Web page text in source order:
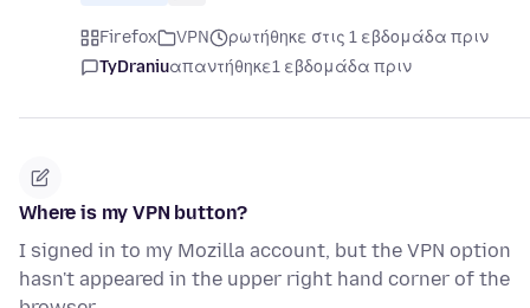
Firefox VPN
ρωτήθηκε στις 1 εβδομάδα πριν
TyDraniuαπαντήθηκε1 εβδομάδα πριν
Where is my VPN button?
I signed in to my Mozilla account, but the VPN option
hasn't appeared in the upper right hand corner of the